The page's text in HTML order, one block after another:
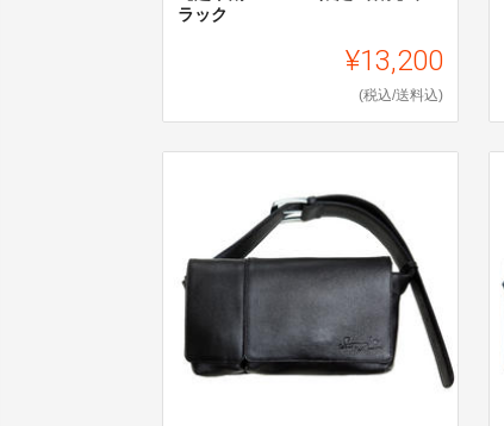
ラック
¥13,200
(税込/送料込)